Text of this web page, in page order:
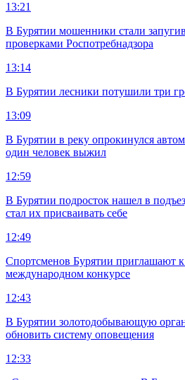
13:21
В Бурятии мошенники стали
проверками Роспотребнадзора
13:14
В Бурятии лесники потушили три
13:09
В Бурятии в реку опрокинулся
один человек выжил
12:59
В Бурятии подросток нашел в
стал их присваивать себе
12:49
Спортсменов Бурятии приглашают
международном конкурсе
12:43
В Бурятии золотодобывающую
обновить систему оповещения
12:33